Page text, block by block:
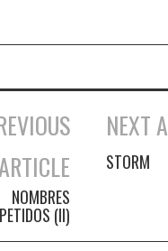
de entradas
NOMBRES
(II)
NEXT
STORM